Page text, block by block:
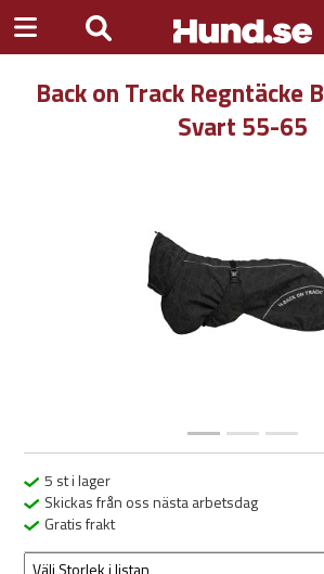
Back on Track Regntäcke
Svart 55-65
5 st i lager
Skickas från oss nästa arbetsdag
Gratis frakt